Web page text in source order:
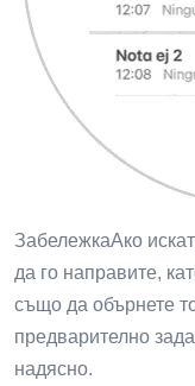
ЗабележкаАко
да го направите,
също да обърнете
предварително
надясно.